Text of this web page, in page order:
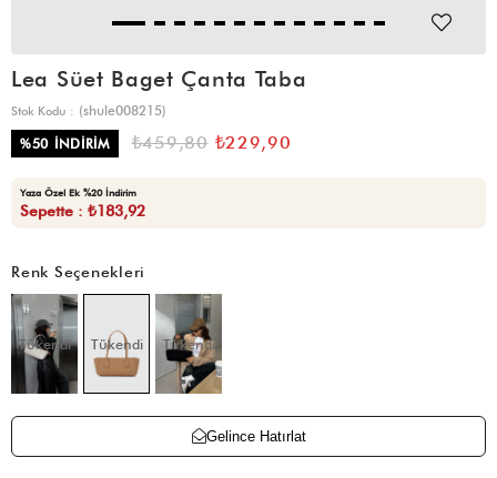
Lea Süet Baget Çanta Taba
Stok Kodu
(shule008215)
%50 İNDIRIM ₺459,80 ₺229,90
Yaza Özel Ek %20 İndirim
Sepette : ₺183,92
Renk Seçenekleri
Tükendi Tükendi Tükendi
Gelince Hatırlat